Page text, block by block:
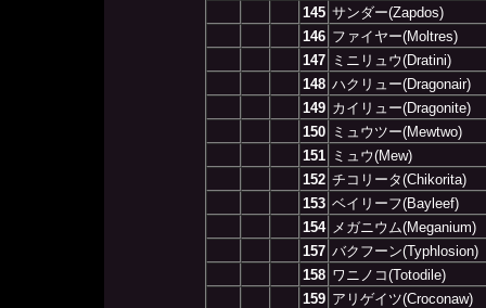
145 サンダー(Zapdos)
146 ファイヤー(Moltres)
147
ミニリュウ(Dratini)
148 ハクリュー(Dragonair)
149 カイリュー(Dragonite)
150
ミュウツー(Mewtwo)
151
ミュウ(Mew)
152 チコリータ(Chikorita)
153 ベイリーフ(Bayleef)
154
メガニウム(Meganium)
157 バクフーン(Typhlosion)
158 ワニノコ(Totodile)
159 アリゲイツ(Croconaw)